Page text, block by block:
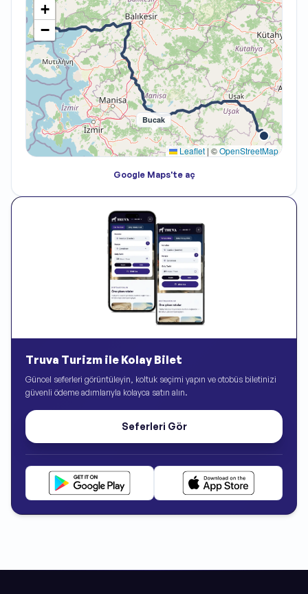
Bucak
+
−
Leaflet | ©OpenStreetMap
Google Maps'te aç
Truva Turizm ile Kolay Bilet
Güncel seferleri görüntüleyin, koltuk seçimi yapın ve otobüs biletinizi
güvenli ödeme adımlarıyla kolayca satın alın.
Seferleri Gör